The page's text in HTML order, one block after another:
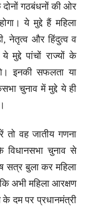
गठबंधनों की ओर
ये मुद्दे हैं महिला
नेतृत्व और हिंदुत्व व
मुद्दे पांचों राज्यों के
इनकी सफलता या
चुनाव में मुद्दे ये ही
तो वह जातीय गणना
चुनाव से
सत्र बुला कर महिला
अभी महिला आरक्षण
दम पर प्रधानमंत्री